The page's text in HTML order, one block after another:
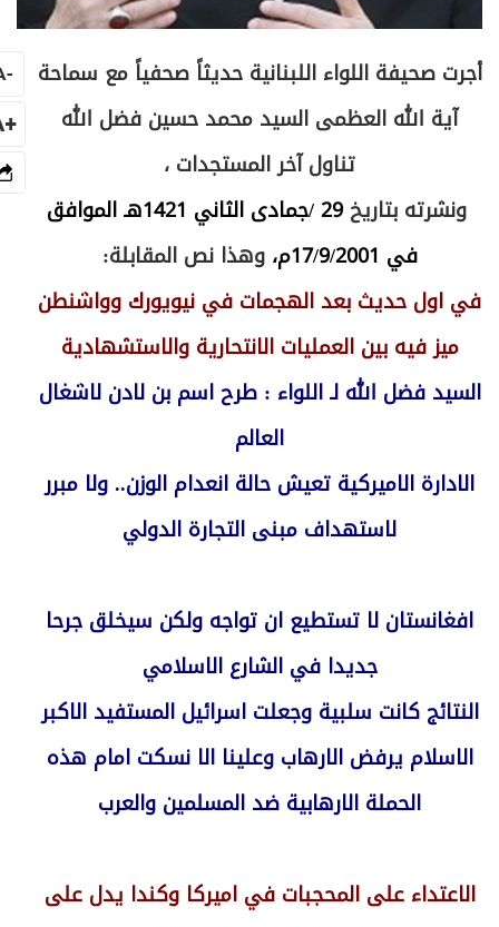
أجرت صحيفة اللواء اللبنانية حديثاً صحفياً مع سماحة
آية الله العظمى السيد محمد حسين فضل الله
تناول آخر المستجدات ،
ونشرته بتاريخ 29 /جمادى الثاني
1421هـ الموافق
في 17/9/2001م،
وهذا نص المقابلة:
في اول حديث بعد الهجمات في نيويورك وواشنطن
ميز فيه بين العمليات الانتحارية والاستشهادية
السيد فضل الله لـ اللواء : طرح اسم بن لادن لاشغال
العالم
الادارة الاميركية تعيش حالة انعدام الوزن.. ولا مبرر
لاستهداف مبنى التجارة الدولي
افغانستان لا تستطيع ان تواجه ولكن سيخلق جرحا
جديدا في الشارع الاسلامي
النتائج كانت سلبية وجعلت اسرائيل المستفيد الاكبر
الاسلام يرفض الارهاب وعلينا الا نسكت امام هذه
الحملة الارهابية ضد المسلمين والعرب
الاعتداء على المحجبات في اميركا وكندا يدل على
-
+A